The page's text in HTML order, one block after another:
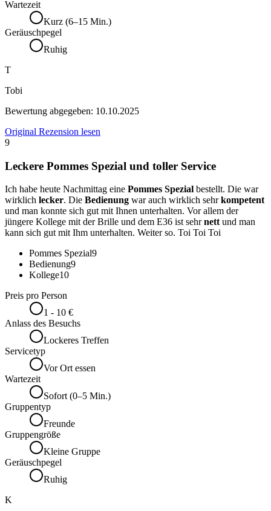
Wartezeit
Kurz (6–15 Min.)
Geräuschpegel
Ruhig
T
Tobi
Bewertung abgegeben: 10.10.2025
Original Rezension lesen
9
Leckere Pommes Spezial und toller Service
Ich habe heute Nachmittag eine Pommes Spezial bestellt. Die war
wirklich lecker. Die Bedienung war auch wirklich sehrkompetent
und man konnte sich gut mit Ihnen unterhalten. Vor allem der
jüngere Kollege mit der Brille und dem E36 ist sehrnettund man
kann sich gut mit Ihm unterhalten. Weiter so. Toi Toi Toi
Pommes Spezial9
Bedienung9
Kollege10
Preis pro Person
1 - 10 €
Anlass des Besuchs
Lockeres Treffen
Servicetyp
Vor Ort essen
Wartezeit
Sofort (0–5 Min.)
Gruppentyp
Freunde
Gruppengröße
Kleine Gruppe
Geräuschpegel
Ruhig
K